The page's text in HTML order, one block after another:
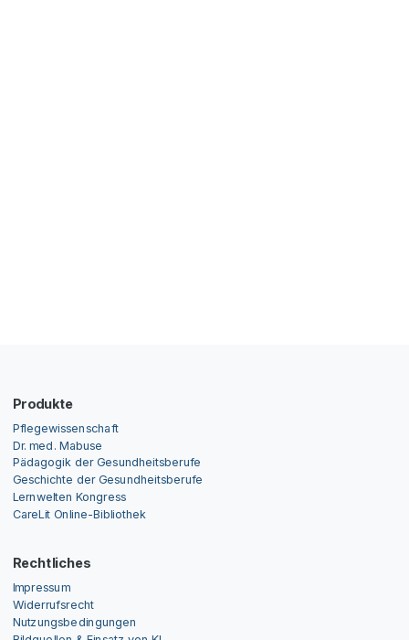
Produkte
Pflegewissenschaft
Dr. med. Mabuse
Pädagogik der Gesundheitsberufe
Geschichte der Gesundheitsberufe
Lernwelten Kongress
CareLit Online-Bibliothek
Rechtliches
Impressum
Widerrufsrecht
Nutzungsbedingungen